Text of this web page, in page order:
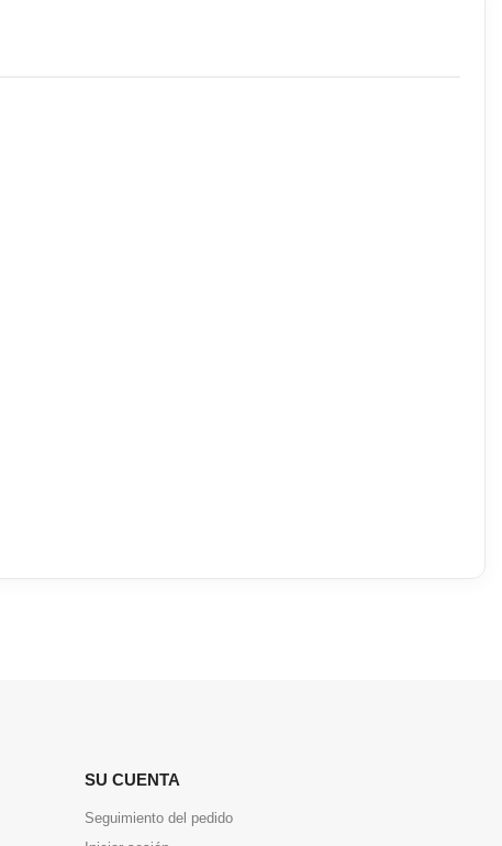
SU CUENTA
Seguimiento del pedido